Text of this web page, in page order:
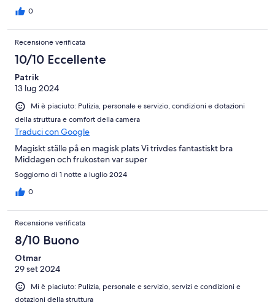
0
Recensione verificata
10/10 Eccellente
Patrik
13 lug 2024
Mi è piaciuto: Pulizia, personale e servizio, condizioni e dotazioni
della struttura e comfort della camera
Traduci con Google
Magiskt ställe på en magisk plats Vi trivdes fantastiskt bra
Middagen och frukosten var super
Soggiorno di 1 notte a luglio 2024
0
Recensione verificata
8/10 Buono
Otmar
29 set 2024
Mi è piaciuto: Pulizia, personale e servizio, servizi e condizioni e
dotazioni della struttura